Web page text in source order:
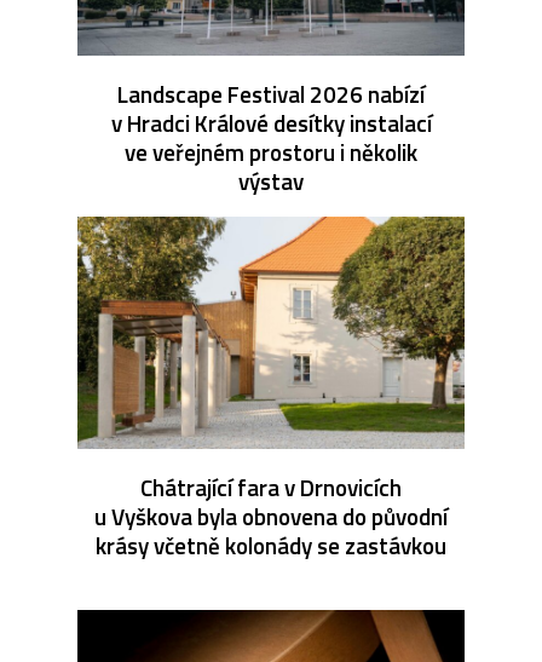
Landscape Festival 2026 nabízí
v Hradci Králové desítky instalací
ve veřejném prostoru i několik
výstav
Chátrající fara v Drnovicích
u Vyškova byla obnovena do původní
krásy včetně kolonády se zastávkou